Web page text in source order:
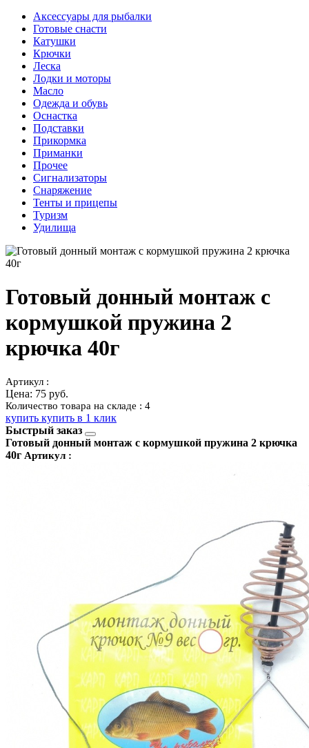
Аксессуары для рыбалки
Готовые снасти
Катушки
Крючки
Леска
Лодки и моторы
Масло
Одежда и обувь
Оснастка
Подставки
Прикормка
Приманки
Прочее
Сигнализаторы
Снаряжение
Тенты и прицепы
Туризм
Удилища
Готовый донный монтаж с
кормушкой пружина 2
крючка 40г
Артикул :
Цена: 75 руб.
Количество товара на складе : 4
купить купить в 1 клик
Быстрый заказ
Готовый донный монтаж с кормушкой пружина 2 крючка
40г Артикул :